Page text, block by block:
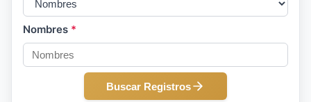
Nombres *
Buscar Registros